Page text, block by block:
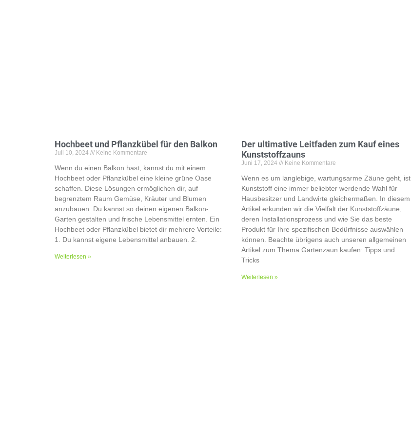
Hochbeet und Pflanzkübel für den Balkon
Juli 10, 2024 Keine Kommentare
Wenn du einen Balkon hast, kannst du mit einem
Hochbeet oder Pflanzkübel eine kleine grüne Oase
schaffen. Diese Lösungen ermöglichen dir, auf
begrenztem Raum Gemüse, Kräuter und Blumen
anzubauen. Du kannst so deinen eigenen Balkon-
Garten gestalten und frische Lebensmittel ernten. Ein
Hochbeet oder Pflanzkübel bietet dir mehrere Vorteile:
1. Du kannst eigene Lebensmittel anbauen. 2.
Weiterlesen »
Der ultimative Leitfaden zum Kauf eines
Kunststoffzauns
Juni 17, 2024 Keine Kommentare
Wenn es um langlebige, wartungsarme Zäune geht, ist
Kunststoff eine immer beliebter werdende Wahl für
Hausbesitzer und Landwirte gleichermaßen. In diesem
Artikel erkunden wir die Vielfalt der Kunststoffzäune,
deren Installationsprozess und wie Sie das beste
Produkt für Ihre spezifischen Bedürfnisse auswählen
können. Beachte übrigens auch unseren allgemeinen
Artikel zum Thema Gartenzaun kaufen: Tipps und
Tricks
Weiterlesen »